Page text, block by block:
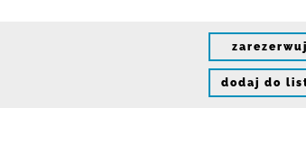
zarezerwuj
dodaj do